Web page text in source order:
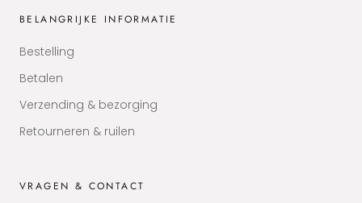
BELANGRIJKE INFORMATIE
Bestelling
Betalen
Verzending & bezorging
Retourneren & ruilen
VRAGEN & CONTACT